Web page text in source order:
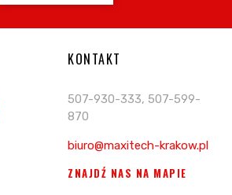
KONTAKT
507-930-333, 507-599-
870
biuro@maxitech-krakow.pl
ZNAJDŹ NAS NA MAPIE